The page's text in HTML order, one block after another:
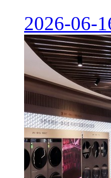
2026-06-